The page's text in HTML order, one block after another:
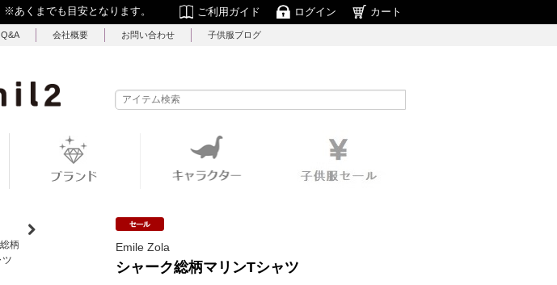
※あくまでも目安となります。 ご利用ガイド ログイン カート
Q&A 会社概要 お問い合わせ 子供服ブログ
Emile Zola
シャーク総柄マリンTシャツ